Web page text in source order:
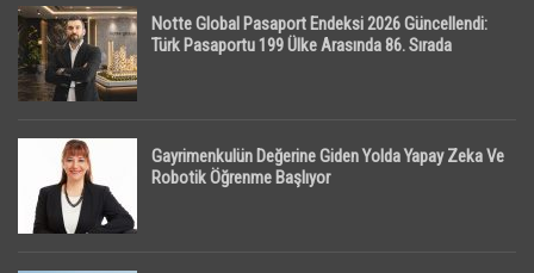
Notte Global Pasaport Endeksi 2026 Güncellendi:
Türk Pasaportu 199 Ülke Arasında 86. Sırada
Gayrimenkulün Değerine Giden Yolda Yapay Zeka Ve
Robotik Öğrenme Başlıyor